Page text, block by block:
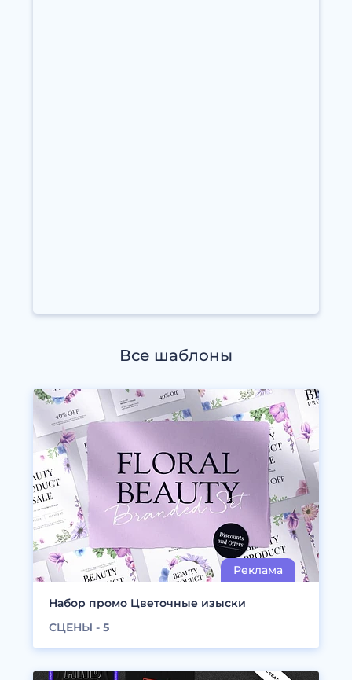
Все шаблоны
Набор промо Цветочные изыски
СЦЕНЫ - 5